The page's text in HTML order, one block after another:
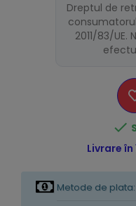
Dreptul de
2011/83/

Livrare
Metode de plata: